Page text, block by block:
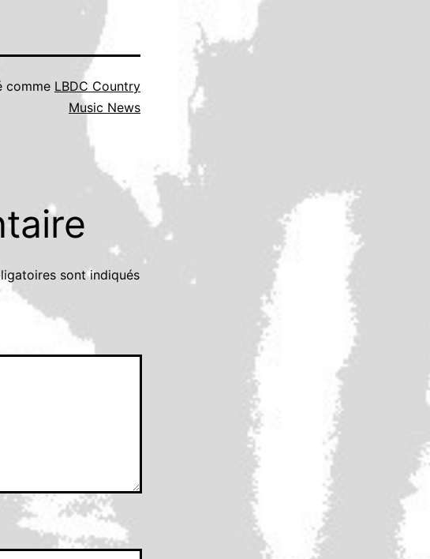
comme LBDC Country
Music News
sont indiqués